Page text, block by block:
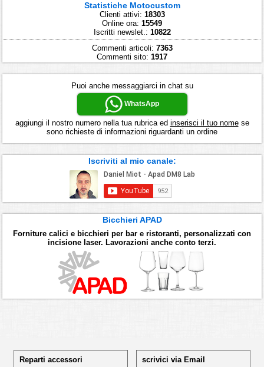
Statistiche Motocustom
Clienti attivi: 18303
Online ora: 15549
Iscritti newslet.: 10822
Commenti articoli: 7363
Commenti sito: 1917
Puoi anche messaggiarci in chat su
WhatsApp
aggiungi il nostro numero nella tua rubrica ed inserisci il tuo nomese
sono richieste di informazioni riguardanti un ordine
Iscriviti al mio canale:
Bicchieri APAD
Forniture calici e bicchieri per bar e ristoranti, personalizzati con
incisione laser. Lavorazioni anche conto terzi.
Reparti accessori
scrivici via Email